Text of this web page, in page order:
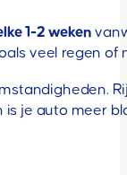
1-2 weken
veel regen
is je auto meer